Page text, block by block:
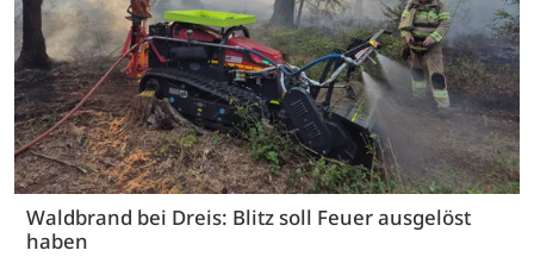
Waldbrand bei Dreis: Blitz soll Feuer ausgelöst
haben